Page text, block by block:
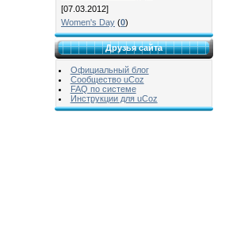
[07.03.2012]
Women's Day (0)
Друзья сайта
Официальный блог
Сообщество uCoz
FAQ по системе
Инструкции для uCoz